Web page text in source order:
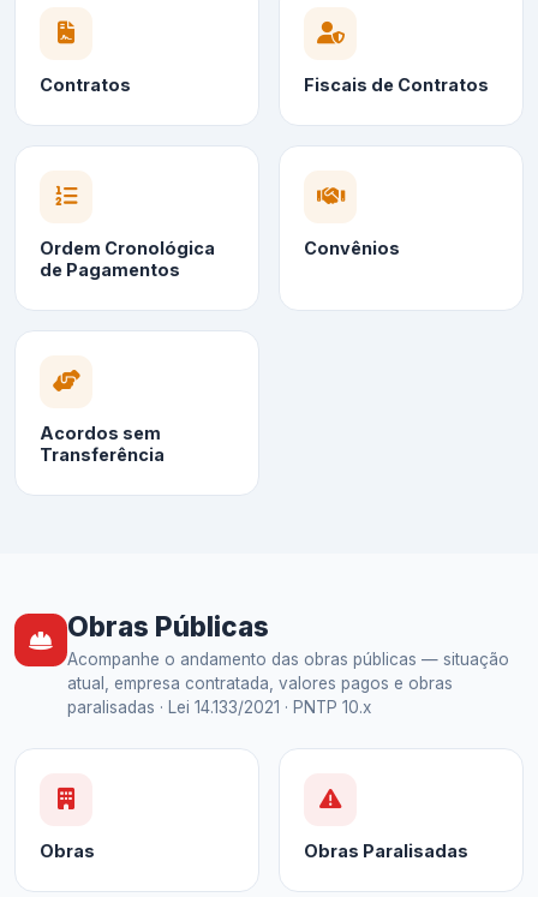
Contratos Fiscais de Contratos
Ordem Cronológica
de Pagamentos
Convênios
Acordos sem
Transferência
Obras Públicas
Acompanhe o andamento das obras públicas — situação
atual, empresa contratada, valores pagos e obras
paralisadas · Lei 14.133/2021 · PNTP 10.x
Obras Obras Paralisadas